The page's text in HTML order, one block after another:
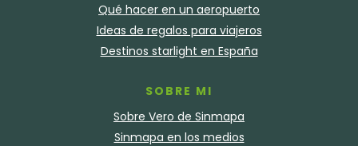
Qué hacer en un aeropuerto
Ideas de regalos para viajeros
Destinos starlight en España
SOBRE MI
Sobre Vero de Sinmapa
Sinmapa en los medios